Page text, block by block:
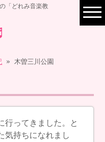
「どれみ音楽教
» 木曽三川公園
行ってきました。と
気持ちになれまし